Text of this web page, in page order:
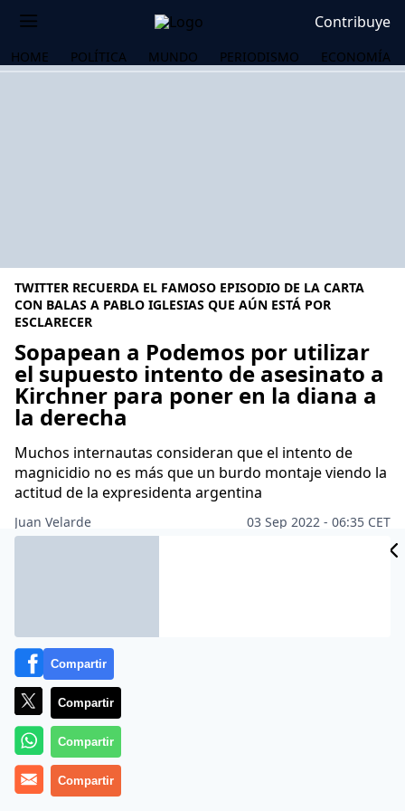
Contribuye
HOME POLÍTICA MUNDO PERIODISMO ECONOMÍA
TWITTER RECUERDA EL FAMOSO EPISODIO DE LA CARTA
CON BALAS A PABLO IGLESIAS QUE AÚN ESTÁ POR
ESCLARECER
Sopapean a Podemos por utilizar
el supuesto intento de asesinato a
Kirchner para poner en la diana a
la derecha
Muchos internautas consideran que el intento de
magnicidio no es más que un burdo montaje viendo la
actitud de la expresidenta argentina
Juan Velarde
03 Sep 2022 - 06:35 CET
Compartir
Compartir
Compartir
Compartir